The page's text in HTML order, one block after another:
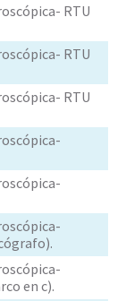
RTU
RTU
RTU
en c).